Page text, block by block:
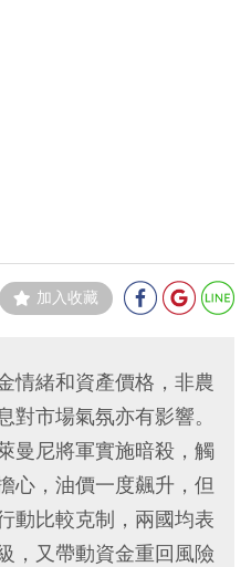
加入收藏
情緒和資產價格，非農
對市場氣氛亦有影響。
曼尼將軍實施暗殺，觸
心，油價一度飆升，但
動比較克制，兩國均表
，又帶動資金重回風險